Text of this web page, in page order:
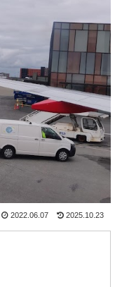
2022.06.07 2025.10.23